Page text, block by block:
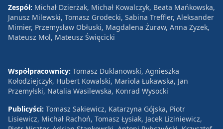
Zespół: Michał Dzierżak, Michał Kowalczyk, Beata Mańkowska,
Janusz Milewski, Tomasz Grodecki, Sabina Treffler, Aleksander
Mimier, Przemysław Obłuski, Magdalena Żuraw, Anna Zyzek,
Mateusz Mol, Mateusz Święcicki
Współpracownicy: Tomasz Duklanowski, Agnieszka
Kołodziejczyk, Hubert Kowalski, Mariola Łukawska, Jan
Przemyłski, Natalia Wasilewska, Konrad Wysocki
Publicyści: Tomasz Sakiewicz, Katarzyna Gójska, Piotr
Lisiewicz, Michał Rachoń, Tomasz Łysiak, Jacek Liziniewicz,